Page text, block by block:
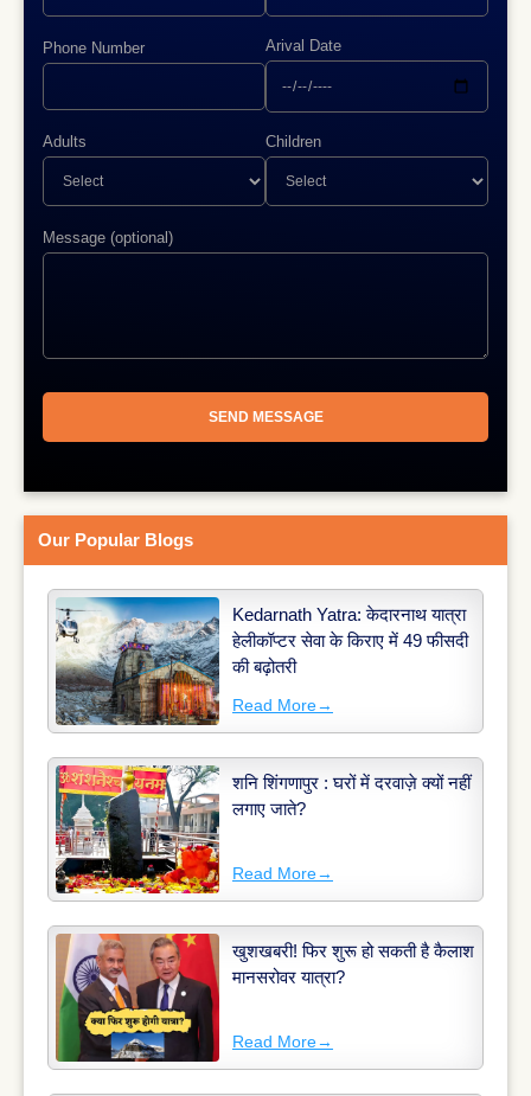
Phone Number Arival Date
Adults Children
Message (optional)
Our Popular Blogs
Kedarnath Yatra: केदारनाथ यात्रा
हेलीकॉप्टर सेवा के किराए में 49 फीसदी
की बढ़ोतरी
Read More→
शनि शिंगणापुर : घरों में दरवाज़े क्यों नहीं
लगाए जाते?
Read More→
खुशखबरी! फिर शुरू हो सकती है कैलाश
मानसरोवर यात्रा?
Read More→